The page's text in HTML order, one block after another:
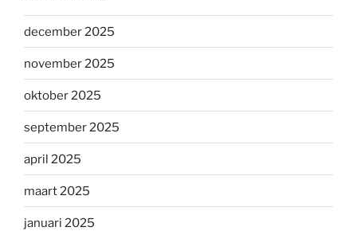
december 2025
november 2025
oktober 2025
september 2025
april 2025
maart 2025
januari 2025